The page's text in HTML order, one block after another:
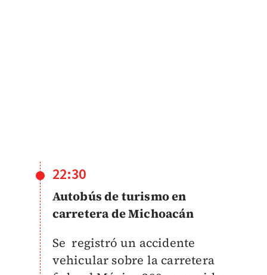
22:30
Autobús de turismo en
carretera de Michoacán
Se registró un accidente
vehicular sobre la carretera